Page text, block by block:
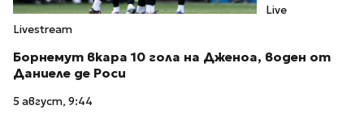
Live
Livestream
Борнемут вкара 10 гола на Дженоа, воден от
Даниеле де Роси
5 август, 9:44